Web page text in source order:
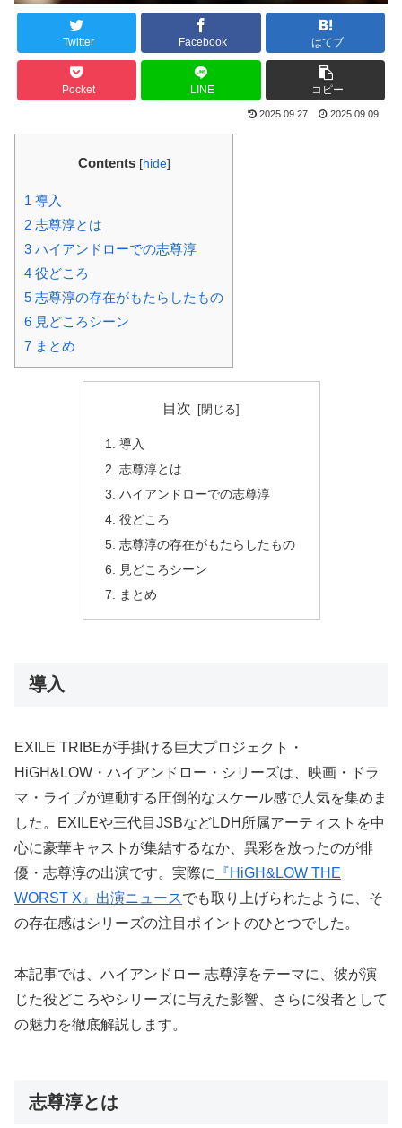
Twitter Facebook はてブ
Pocket LINE コピー
2025.09.27 2025.09.09
Contents [hide]
1 導入
2 志尊淳とは
3 ハイアンドローでの志尊淳
4 役どころ
5 志尊淳の存在がもたらしたもの
6 見どころシーン
7 まとめ
目次
導入
志尊淳とは
ハイアンドローでの志尊淳
役どころ
志尊淳の存在がもたらしたもの
見どころシーン
まとめ
導入
EXILE TRIBEが手掛ける巨大プロジェクト・
HiGH&LOW・ハイアンドロー・シリーズは、映画・ドラ
マ・ライブが連動する圧倒的なスケール感で人気を集めま
した。EXILEや三代目JSBなどLDH所属アーティストを中
心に豪華キャストが集結するなか、異彩を放ったのが俳
優・志尊淳の出演です。実際に
『HiGH&LOW THE
WORST X』出演ニュースでも取り上げられたように、そ
の存在感はシリーズの注目ポイントのひとつでした。
本記事では、ハイアンドロー 志尊淳をテーマに、彼が演
じた役どころやシリーズに与えた影響、さらに役者として
の魅力を徹底解説します。
志尊淳とは